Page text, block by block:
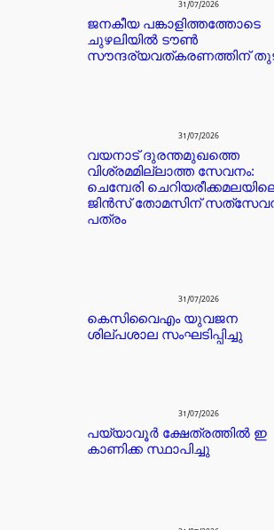
31/07/2026
ജനകീയ പങ്കാളിത്തത്തോടെ
ചുഴലിയിൽ ടൗൺ
സൗന്ദര്യവത്കരണത്തിന്
31/07/2026
വയനാട് ദുരന്തമുഖത്തെ
വിശ്രമമില്ലാത്ത സേവനം:
ചെമ്പേരി
ജിൻസ് തോമസിന്
പത്രം
31/07/2026
കെസിവൈഎം യുവജന
ശില്പശാല സംഘടിപ്പിച്ചു
31/07/2026
പയ്യാവൂർ ക്ഷേത്രത്തിൽ ഇ
കാണിക്ക സ്ഥാപിച്ചു